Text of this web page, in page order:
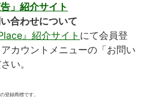
」紹介サイト
合わせについて
』紹介サイト にて会員登
カウントメニューの「お問い
い。
登録商標です。